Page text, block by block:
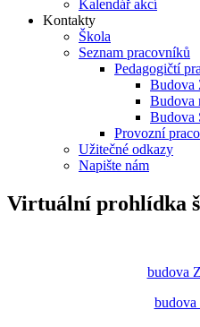
Kalendář akcí
Kontakty
Škola
Seznam pracovníků
Pedagogičtí
Budova
Budova
Budova
Provozní
Užitečné odkazy
Napište nám
Virtuální prohlídka
budova
budova